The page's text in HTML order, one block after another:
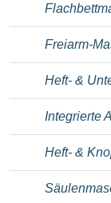
Freiarm-
Heft- &
Integrierte
Heft- &